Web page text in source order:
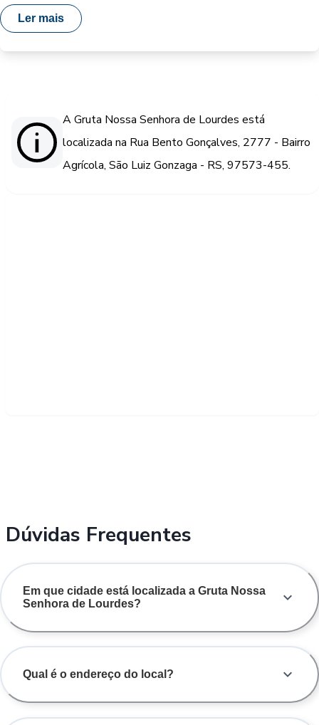
Ler mais
A Gruta Nossa Senhora de Lourdes está
localizada na Rua Bento Gonçalves, 2777 - Bairro
Agrícola, São Luiz Gonzaga - RS, 97573-455.
Dúvidas Frequentes
Em que cidade está localizada a Gruta Nossa
Senhora de Lourdes?
Qual é o endereço do local?